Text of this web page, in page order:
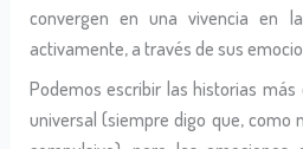
convergen en una vivencia en
activamente, a través de sus
Podemos escribir las historias
universal (siempre digo que, como